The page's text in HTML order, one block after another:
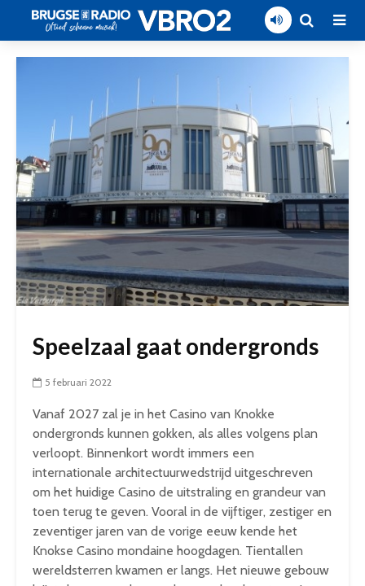
Speelzaal gaat ondergronds
5 februari 2022
Vanaf 2027 zal je in het Casino van Knokke
ondergronds kunnen gokken, als alles volgens plan
verloopt. Binnenkort wordt immers een
internationale architectuurwedstrijd uitgeschreven
om het huidige Casino de uitstraling en grandeur van
toen terug te geven. Vooral in de vijftiger, zestiger en
zeventiger jaren van de vorige eeuw kende het
Knokse Casino mondaine hoogdagen. Tientallen
wereldsterren kwamen er langs. Het nieuwe gebouw